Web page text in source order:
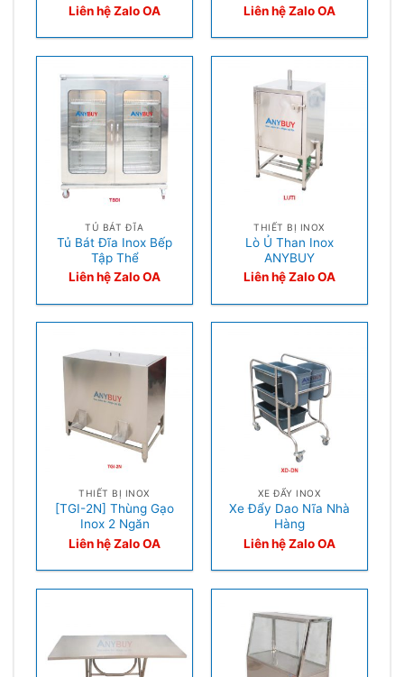
Liên hệ Zalo OA
Liên hệ Zalo OA
TỦ BÁT ĐĨA
Tủ Bát Đĩa Inox Bếp
Tập Thể
Liên hệ Zalo OA
THIẾT BỊ INOX
Lò Ủ Than Inox
ANYBUY
Liên hệ Zalo OA
THIẾT BỊ INOX
[TGI-2N] Thùng Gạo
Inox 2 Ngăn
Liên hệ Zalo OA
XE ĐẨY INOX
Xe Đẩy Dao Nĩa Nhà
Hàng
Liên hệ Zalo OA